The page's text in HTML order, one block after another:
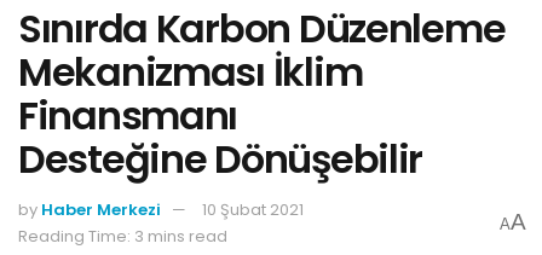
Sınırda Karbon Düzenleme
Mekanizması İklim
Finansmanı
Desteğine Dönüşebilir
by Haber Merkezi
10 Şubat 2021
Reading Time: 3 mins read
AA